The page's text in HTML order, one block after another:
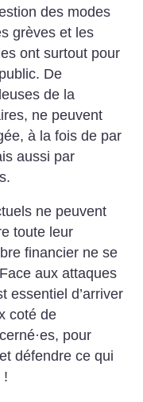
des modes
grèves et les
ont surtout pour
De
de la
ne peuvent
à la fois de par
aussi par
ne peuvent
toute leur
financier ne se
Face aux attaques
essentiel d’arriver
coté de
·es, pour
défendre ce qui
!